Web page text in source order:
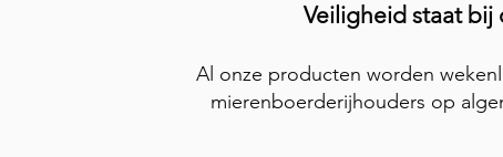
Veiligheid staat bij
Al onze producten worden
mierenboerderijhouders op